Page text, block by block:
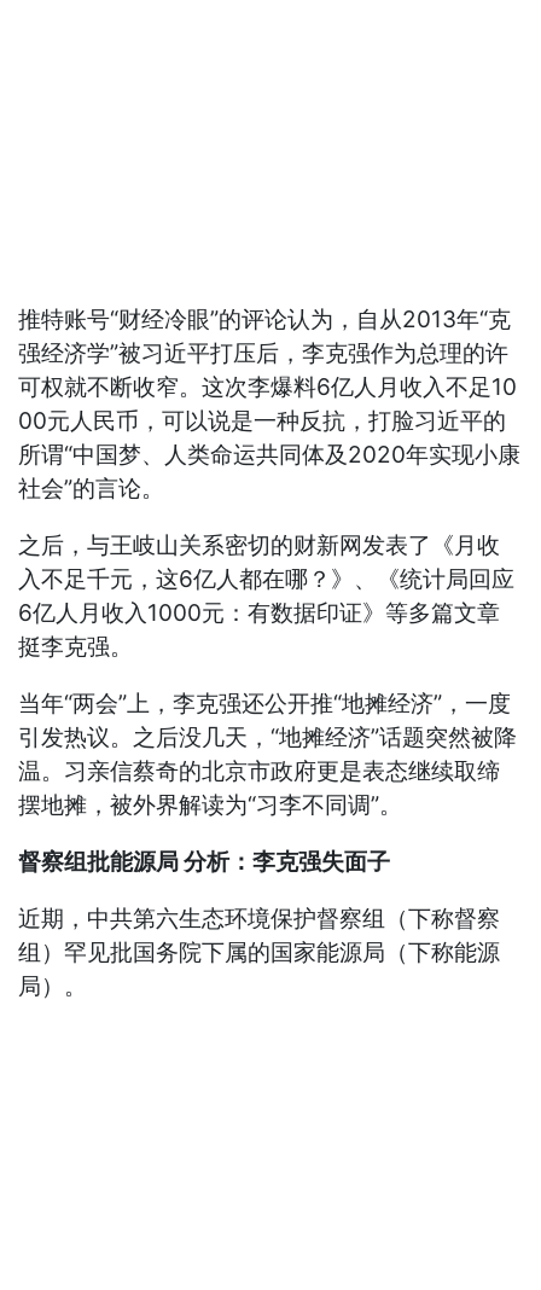
推特账号“财经冷眼”的评论认为，自从2013年“克
强经济学”被习近平打压后，李克强作为总理的许
可权就不断收窄。这次李爆料6亿人月收入不足10
00元人民币，可以说是一种反抗，打脸习近平的
所谓“中国梦、人类命运共同体及2020年实现小康
社会”的言论。
之后，与王岐山关系密切的财新网发表了《月收
入不足千元，这6亿人都在哪？》、《统计局回应
6亿人月收入1000元：有数据印证》等多篇文章
挺李克强。
当年“两会”上，李克强还公开推“地摊经济”，一度
引发热议。之后没几天，“地摊经济”话题突然被降
温。习亲信蔡奇的北京市政府更是表态继续取缔
摆地摊，被外界解读为“习李不同调”。
督察组批能源局 分析：李克强失面子
近期，中共第六生态环境保护督察组（下称督察
组）罕见批国务院下属的国家能源局（下称能源
局）。